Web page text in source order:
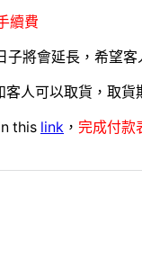
續費
子將會延長，希望客
人可以取貨，取
this link ， 完成付款